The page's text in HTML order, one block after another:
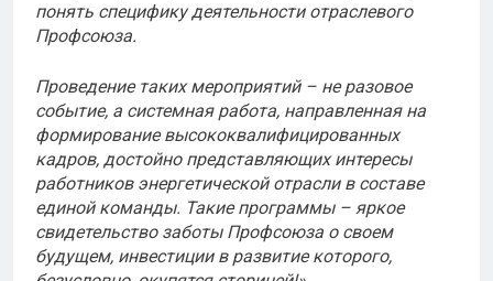
понять специфику деятельности отраслевого
Профсоюза.
Проведение таких мероприятий – не разовое
событие, а системная работа, направленная на
формирование высококвалифицированных
кадров, достойно представляющих интересы
работников энергетической отрасли в составе
единой команды. Такие программы – яркое
свидетельство заботы Профсоюза о своем
будущем, инвестиции в развитие которого,